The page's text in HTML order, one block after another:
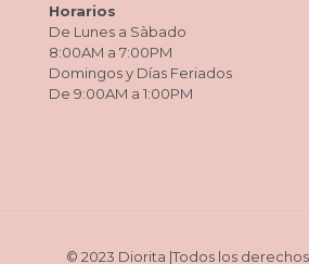
Horarios
De Lunes a Sàbado
8:00AM a 7:00PM
Domingos y Días Feriados
De 9:00AM a 1:00PM
© 2023 Diorita |Todos los